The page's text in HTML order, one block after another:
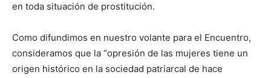
en toda situación de prostitución.
Como difundimos en nuestro volante para el Encuentro,
consideramos que la “opresión de las mujeres tiene un
origen histórico en la sociedad patriarcal de hace